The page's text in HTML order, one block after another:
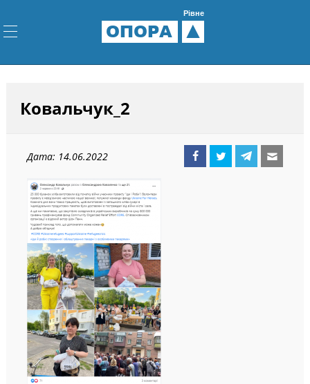
ОПОРА
Рівне
Ковальчук_2
Дата: 14.06.2022